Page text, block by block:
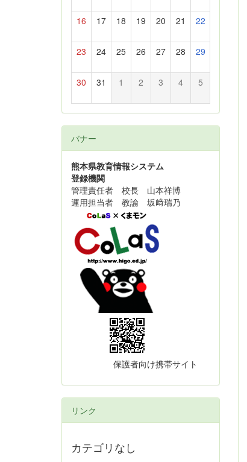
16 17 18 19 20 21 22
23 24 25 26 27 28 29
30 31 1 2 3 4 5
バナー
熊本県教育情報システム
登録機関
管理責任者 校長 山本祥博
運用担当者 教諭 坂﨑瑞乃
保護者向け携帯サイト
リンク
カテゴリなし